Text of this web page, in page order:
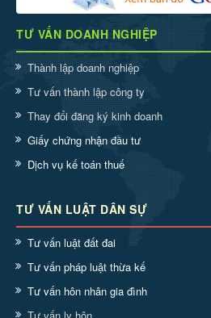
TƯ VẤN DOANH NGHIỆP
Thành lập doanh nghiệp
Tư vấn thành lập công ty
Thay đổi đăng ký kinh doanh
Giấy chứng nhận đầu tư
Dịch vụ kế toán thuế
TƯ VẤN LUẬT DÂN SỰ
Tư vấn luật đất đai
Tư vấn pháp luật thừa kế
Tư vấn hôn nhân gia đình
Tư vấn ly hôn